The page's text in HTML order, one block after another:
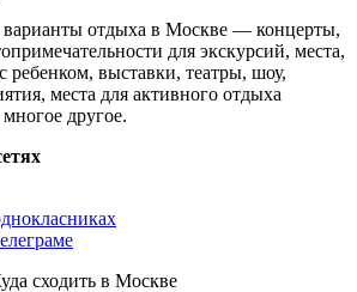
отдыха в Москве — концерты,
для экскурсий, места,
ребенком, выставки, театры, шоу,
места для активного отдыха
другое.
сходить в Москве